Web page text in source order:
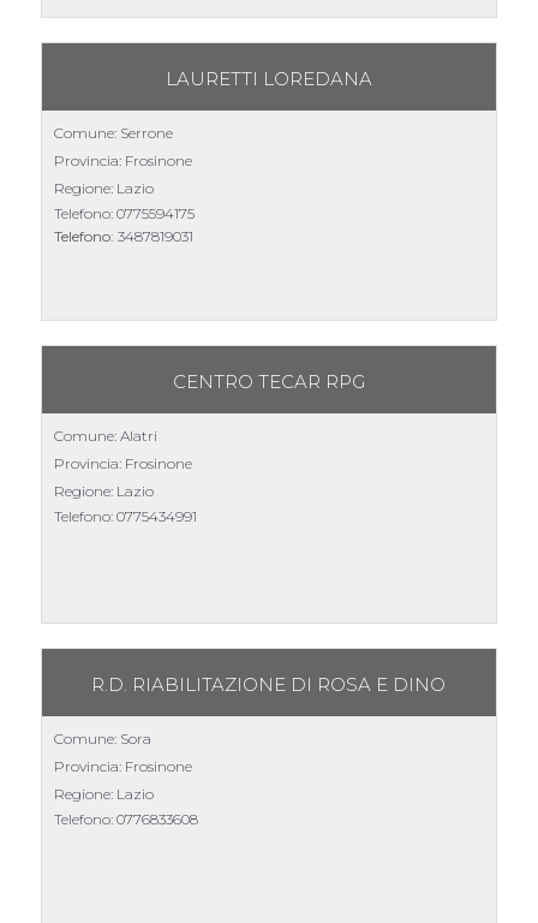
LAURETTI LOREDANA
Comune: Serrone
Provincia: Frosinone
Regione: Lazio
Telefono: 0775594175
Telefono: 3487819031
CENTRO TECAR RPG
Comune: Alatri
Provincia: Frosinone
Regione: Lazio
Telefono: 0775434991
R.D. RIABILITAZIONE DI ROSA E DINO
Comune: Sora
Provincia: Frosinone
Regione: Lazio
Telefono: 0776833608